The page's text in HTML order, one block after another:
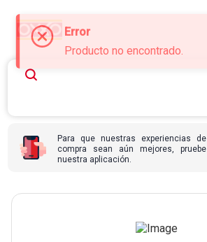
Error
Producto no encontrado.
Para que nuestras experiencias de
compra sean aún mejores, pruebe
nuestra aplicación.